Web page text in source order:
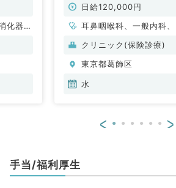
化器内
／非常勤）
日給120,000円
耳鼻咽喉科、一般内科
クリニック(保険診療)
東京都葛飾区
水
< >
手当/福利厚生